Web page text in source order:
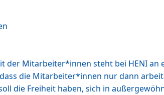
der Mitarbeiter*innen steht bei HENI
die Mitarbeiter*innen nur dann
die Freiheit haben, sich in